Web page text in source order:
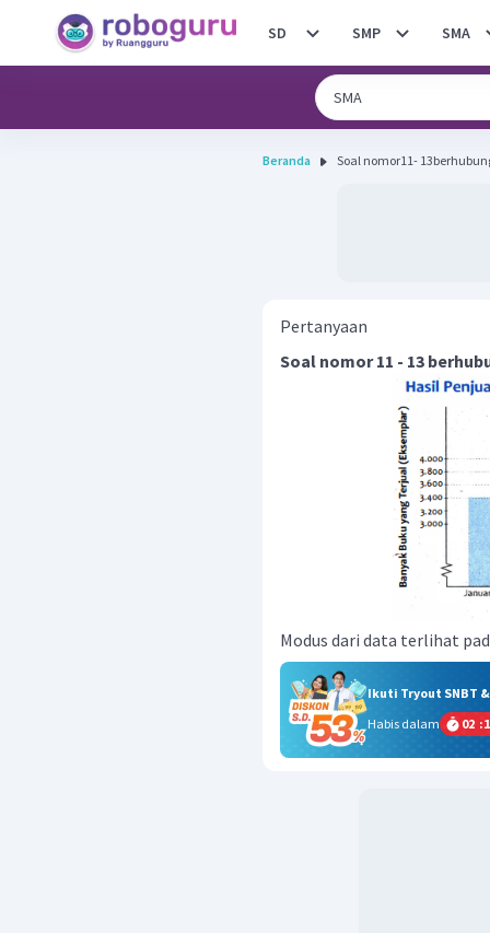
SD SMP SMA
Beranda Soal nomor11-
Pertanyaan
Soal nomor 11 - 13
Modus dari data terlihat
Ikuti Tryout SNBT
Habis dalam
02 :